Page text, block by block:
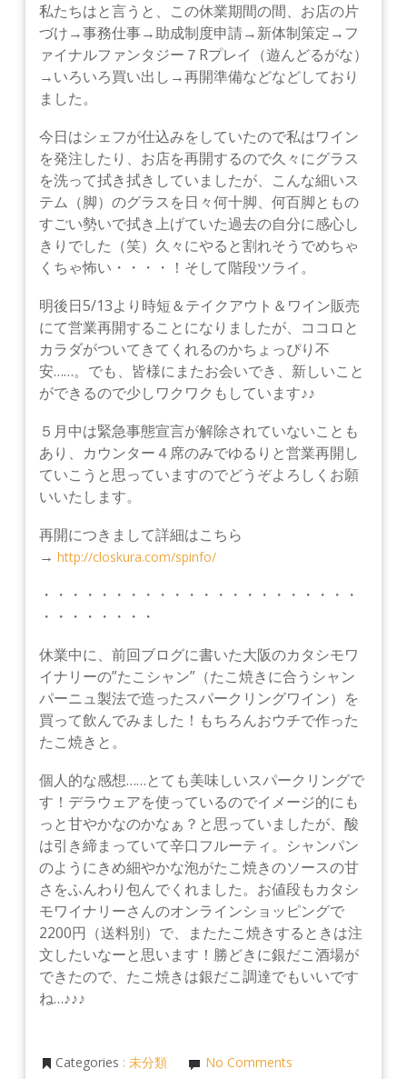
私たちはと言うと、この休業期間の間、お店の片
づけ→事務仕事→助成制度申請→新体制策定→フ
ァイナルファンタジー７Rプレイ（遊んどるがな）
→いろいろ買い出し→再開準備などなどしており
ました。
今日はシェフが仕込みをしていたので私はワイン
を発注したり、お店を再開するので久々にグラス
を洗って拭き拭きしていましたが、こんな細いス
テム（脚）のグラスを日々何十脚、何百脚ともの
すごい勢いで拭き上げていた過去の自分に感心し
きりでした（笑）久々にやると割れそうでめちゃ
くちゃ怖い・・・・！そして階段ツライ。
明後日5/13より時短＆テイクアウト＆ワイン販売
にて営業再開することになりましたが、ココロと
カラダがついてきてくれるのかちょっぴり不
安……。でも、皆様にまたお会いでき、新しいこと
ができるので少しワクワクもしています♪♪
５月中は緊急事態宣言が解除されていないことも
あり、カウンター４席のみでゆるりと営業再開し
ていこうと思っていますのでどうぞよろしくお願
いいたします。
再開につきまして詳細はこちら
→ http://closkura.com/spinfo/
・・・・・・・・・・・・・・・・・・・・・・
・・・・・・・・
休業中に、前回ブログに書いた大阪のカタシモワ
イナリーの”たこシャン”（たこ焼きに合うシャン
パーニュ製法で造ったスパークリングワイン）を
買って飲んでみました！もちろんおウチで作った
たこ焼きと。
個人的な感想……とても美味しいスパークリングで
す！デラウェアを使っているのでイメージ的にも
っと甘やかなのかなぁ？と思っていましたが、酸
は引き締まっていて辛口フルーティ。シャンパン
のようにきめ細やかな泡がたこ焼きのソースの甘
さをふんわり包んでくれました。お値段もカタシ
モワイナリーさんのオンラインショッピングで
2200円（送料別）で、またたこ焼きするときは注
文したいなーと思います！勝どきに銀だこ酒場が
できたので、たこ焼きは銀だこ調達でもいいです
ね…♪♪♪
Categories : 未分類 No Comments